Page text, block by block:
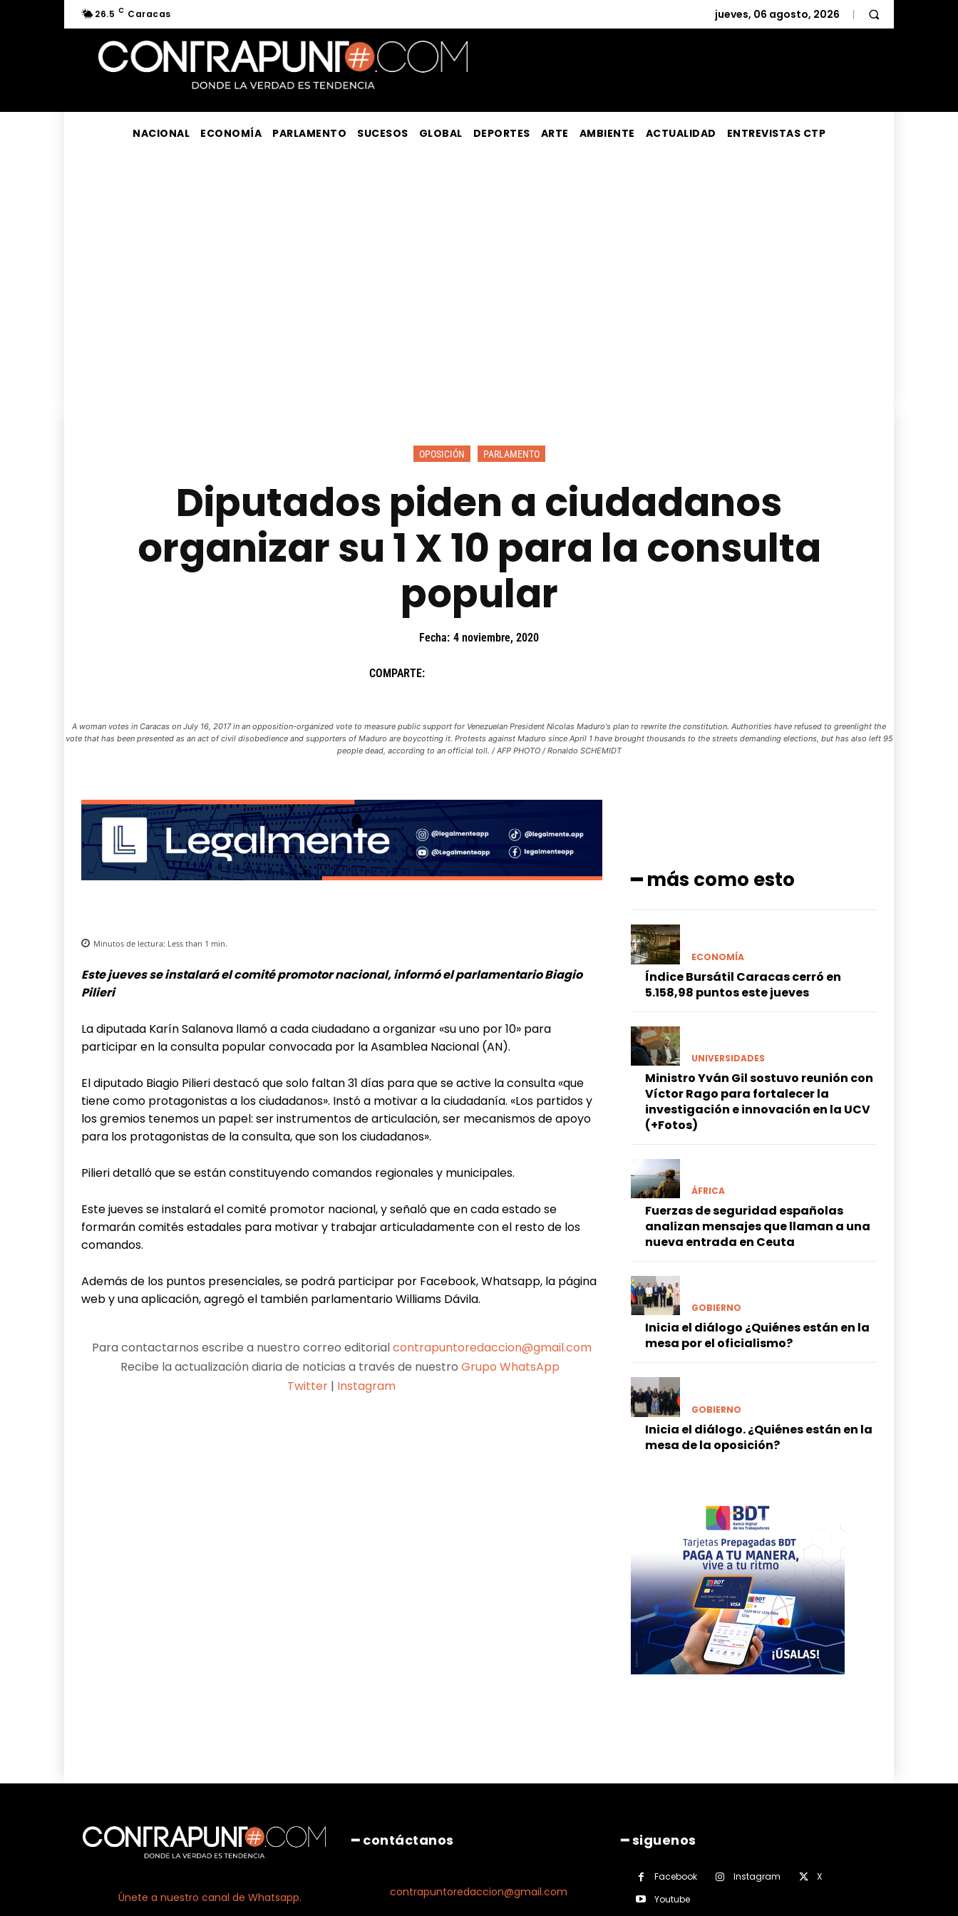
26.5 C Caracas jueves, 06 agosto, 2026
NACIONAL ECONOMÍA PARLAMENTO SUCESOS GLOBAL DEPORTES ARTE AMBIENTE ACTUALIDAD ENTREVISTAS CTP
OPOSICIÓN PARLAMENTO
Diputados piden a ciudadanos
organizar su 1 X 10 para la consulta
popular
Fecha: 4 noviembre, 2020
COMPARTE:
A woman votes in Caracas on July 16, 2017 in an opposition-organized vote to measure public support for Venezuelan President Nicolas Maduro's plan to rewrite the constitution. Authorities have refused to greenlight the
vote that has been presented as an act of civil disobedience and supporters of Maduro are boycotting it. Protests against Maduro since April 1 have brought thousands to the streets demanding elections, but has also left 95
people dead, according to an official toll. / AFP PHOTO / Ronaldo SCHEMIDT
Minutos de lectura: Less than 1 min.
Este jueves se instalará el comité promotor nacional, informó el parlamentario Biagio
Pilieri
La diputada Karín Salanova llamó a cada ciudadano a organizar «su uno por 10» para
participar en la consulta popular convocada por la Asamblea Nacional (AN).
El diputado Biagio Pilieri destacó que solo faltan 31 días para que se active la consulta «que
tiene como protagonistas a los ciudadanos». Instó a motivar a la ciudadanía. «Los partidos y
los gremios tenemos un papel: ser instrumentos de articulación, ser mecanismos de apoyo
para los protagonistas de la consulta, que son los ciudadanos».
Pilieri detalló que se están constituyendo comandos regionales y municipales.
Este jueves se instalará el comité promotor nacional, y señaló que en cada estado se
formarán comités estadales para motivar y trabajar articuladamente con el resto de los
comandos.
Además de los puntos presenciales, se podrá participar por Facebook, Whatsapp, la página
web y una aplicación, agregó el también parlamentario Williams Dávila.
Para contactarnos escribe a nuestro correo editorialcontrapuntoredaccion@gmail.com
Recibe la actualización diaria de noticias a través de nuestroGrupo WhatsApp
Twitter | Instagram
━ más como esto
ECONOMÍA
Índice Bursátil Caracas cerró en
5.158,98 puntos este jueves
UNIVERSIDADES
Ministro Yván Gil sostuvo reunión con
Víctor Rago para fortalecer la
investigación e innovación en la UCV
(+Fotos)
ÁFRICA
Fuerzas de seguridad españolas
analizan mensajes que llaman a una
nueva entrada en Ceuta
GOBIERNO
Inicia el diálogo ¿Quiénes están en la
mesa por el oficialismo?
GOBIERNO
Inicia el diálogo. ¿Quiénes están en la
mesa de la oposición?
Únete a nuestro canal de Whatsapp.
━ contáctanos
contrapuntoredaccion@gmail.com
━ siguenos
Facebook Instagram
X
Youtube